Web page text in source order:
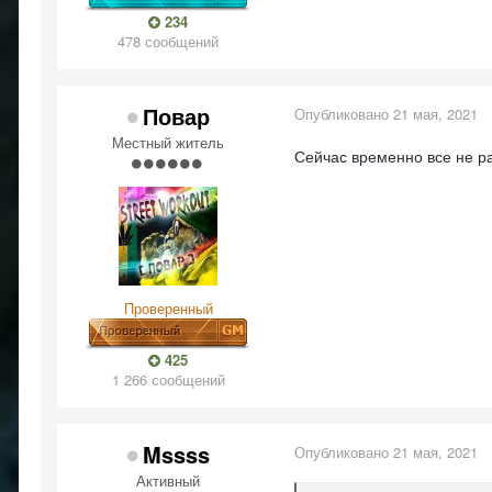
234
478 сообщений
Повар
Местный житель
Проверенный
425
1 266 сообщений
Опубликовано 21 мая, 2021
Сейчас временно все не
Mssss
Активный
Опубликовано 21 мая, 2021